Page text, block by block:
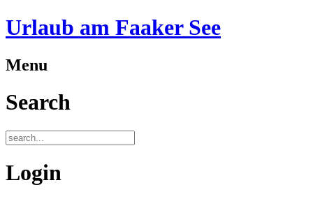
Urlaub am Faaker See
Menu
Search
Login
">